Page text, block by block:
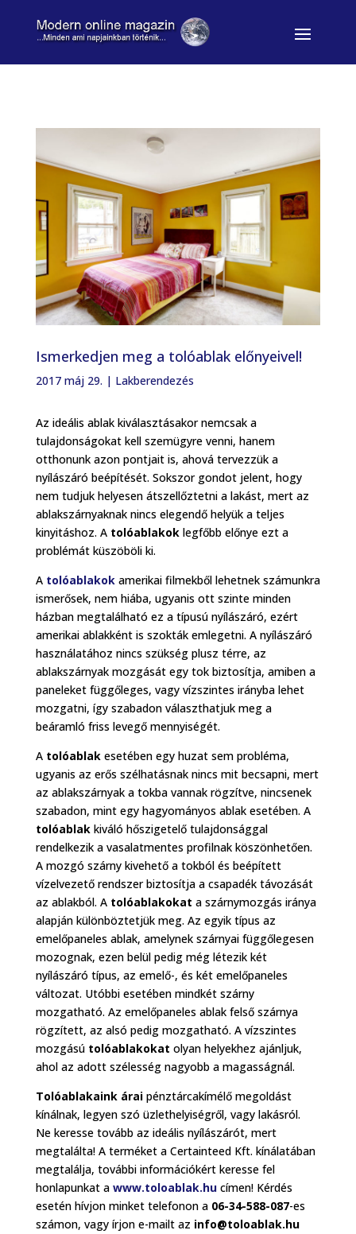
Ismerkedjen meg a tolóablak előnyeivel!
2017 máj 29. | Lakberendezés
Az ideális ablak kiválasztásakor nemcsak a
tulajdonságokat kell szemügyre venni, hanem
otthonunk azon pontjait is, ahová tervezzük a
nyílászáró beépítését. Sokszor gondot jelent, hogy
nem tudjuk helyesen átszellőztetni a lakást, mert az
ablakszárnyaknak nincs elegendő helyük a teljes
kinyitáshoz. A tolóablakok legfőbb előnye ezt a
problémát küszöböli ki.
A tolóablakokamerikai filmekből lehetnek számunkra
ismerősek, nem hiába, ugyanis ott szinte minden
házban megtalálható ez a típusú nyílászáró, ezért
amerikai ablakként is szokták emlegetni. A nyílászáró
használatához nincs szükség plusz térre, az
ablakszárnyak mozgását egy tok biztosítja, amiben a
paneleket függőleges, vagy vízszintes irányba lehet
mozgatni, így szabadon választhatjuk meg a
beáramló friss levegő mennyiségét.
A tolóablak esetében egy huzat sem probléma,
ugyanis az erős szélhatásnak nincs mit becsapni, mert
az ablakszárnyak a tokba vannak rögzítve, nincsenek
szabadon, mint egy hagyományos ablak esetében. A
tolóablakkiváló hőszigetelő tulajdonsággal
rendelkezik a vasalatmentes profilnak köszönhetően.
A mozgó szárny kivehető a tokból és beépített
vízelvezető rendszer biztosítja a csapadék távozását
az ablakból. A tolóablakokat a szárnymozgás iránya
alapján különböztetjük meg. Az egyik típus az
emelőpaneles ablak, amelynek szárnyai függőlegesen
mozognak, ezen belül pedig még létezik két
nyílászáró típus, az emelő-, és két emelőpaneles
változat. Utóbbi esetében mindkét szárny
mozgatható. Az emelőpaneles ablak felső szárnya
rögzített, az alsó pedig mozgatható. A vízszintes
mozgásútolóablakokat olyan helyekhez ajánljuk,
ahol az adott szélesség nagyobb a magasságnál.
Tolóablakaink árai pénztárcakímélő megoldást
kínálnak, legyen szó üzlethelyiségről, vagy lakásról.
Ne keresse tovább az ideális nyílászárót, mert
megtalálta! A terméket a Certainteed Kft. kínálatában
megtalálja, további információkért keresse fel
honlapunkat a www.toloablak.hucímen! Kérdés
esetén hívjon minket telefonon a 06-34-588-087-es
számon, vagy írjon e-mailt az info@toloablak.hu